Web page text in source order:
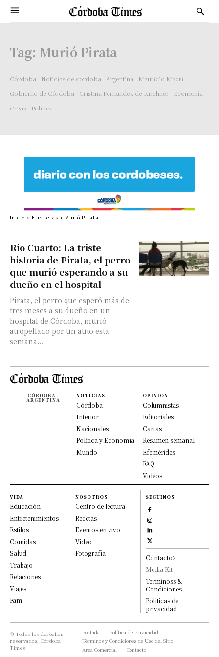
Tag: Murió Pirata
Córdoba Noticias de cordoba Argentina
Mauricio Macri
Gobierno de Córdoba
Cristina Fernandez de Kirchner
Economía
Crisis
Politica
Rio Cuarto: La triste
historia de Pirata, el perro
que murió esperando a su
dueño en el hospital
Pirata, el perro que esperó más de
tres meses a su dueño en un
hospital de Córdoba, murió
atropellado por un auto esta
semana...
Inicio Etiquetas Murió Pirata
CÓRDOBA -
ARGENTINA
NOTICIAS
Córdoba
Interior
Nacionales
Política y Economía
Mundo
OPINION
Columnistas
Editoriales
Cartas
Resumen semanal
Efemérides
FAQ
Videos
VIDA
Educación
Entretenimientos
Estilos
Comidas
Salud
Trabajo
Relaciones
Viajes
Fam
NOSOTROS
Centro de lectura
Recetas
Eventos en vivo
Video
Fotografía
SEGUINOS
Contacto>
Media Kit
Terminoss &
Condiciones
Políticas de
privacidad
© Todos los derechos
reservados, Córdoba
Times
Portada
Política de Privacidad
Términos y Condiciones de Uso del Sitio
Area Comercial
Contacto